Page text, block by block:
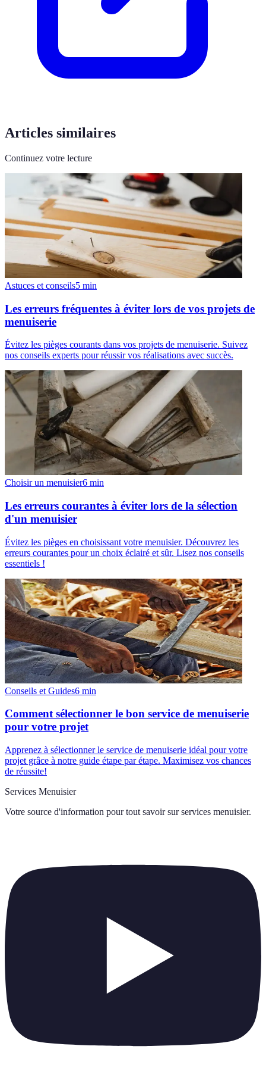
Articles similaires
Continuez votre lecture
Astuces et conseils5 min
Les erreurs fréquentes à éviter lors de vos projets de
menuiserie
Évitez les pièges courants dans vos projets de menuiserie. Suivez
nos conseils experts pour réussir vos réalisations avec succès.
Choisir un menuisier6 min
Les erreurs courantes à éviter lors de la sélection
d'un menuisier
Évitez les pièges en choisissant votre menuisier. Découvrez les
erreurs courantes pour un choix éclairé et sûr. Lisez nos conseils
essentiels !
Conseils et Guides6 min
Comment sélectionner le bon service de menuiserie
pour votre projet
Apprenez à sélectionner le service de menuiserie idéal pour votre
projet grâce à notre guide étape par étape. Maximisez vos chances
de réussite!
Services Menuisier
Votre source d'information pour tout savoir sur services menuisier.